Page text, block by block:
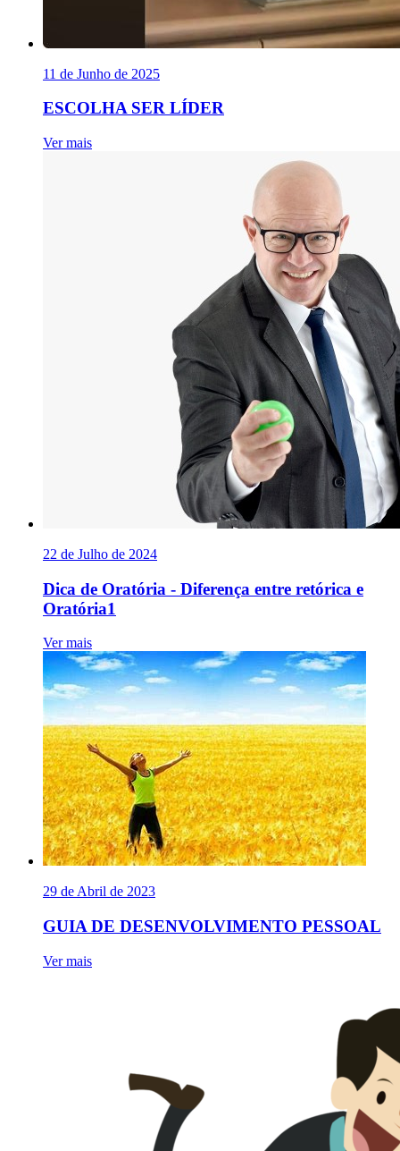
11 de Junho de 2025
ESCOLHA SER LÍDER
Ver mais
22 de Julho de 2024
Dica de Oratória - Diferença entre retórica e
Oratória1
Ver mais
29 de Abril de 2023
GUIA DE DESENVOLVIMENTO PESSOAL
Ver mais